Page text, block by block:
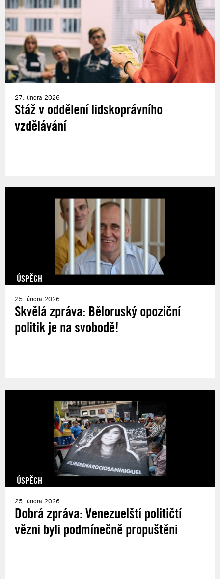
27. února 2026
Stáž v oddělení lidskoprávního
vzdělávání
ÚSPĚCH
25. února 2026
Skvělá zpráva: Běloruský opoziční
politik je na svobodě!
ÚSPĚCH
25. února 2026
Dobrá zpráva: Venezuelští političtí
vězni byli podmínečně propuštěni